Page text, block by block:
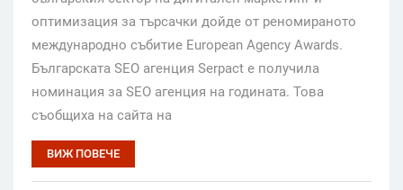
оптимизация за търсачки дойде от реномираното
международно събитие European Agency Awards.
Българската SEO агенция Serpact е получила
номинация за SEO агенция на годината. Това
съобщиха на сайта на
ВИЖ ПОВЕЧЕ